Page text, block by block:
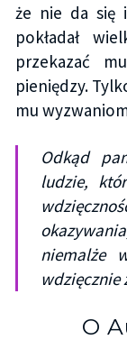
że nie da się
pokładał
przekazać
pieniędzy.
mu
Odkąd
ludzie,
niemalże
wdzięcznie
O